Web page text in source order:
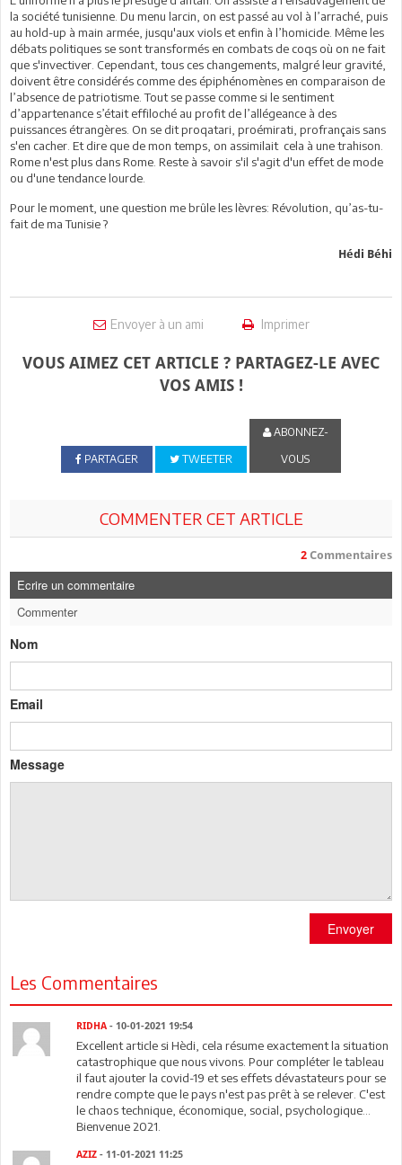
la société tunisienne. Du menu larcin, on est passé au vol à l’arraché, puis
au hold-up à main armée, jusqu'aux viols et enfin à l’homicide. Même les
débats politiques se sont transformés en combats de coqs où on ne fait
que s'invectiver. Cependant, tous ces changements, malgré leur gravité,
doivent être considérés comme des épiphénomènes en comparaison de
l’absence de patriotisme. Tout se passe comme si le sentiment
d’appartenance s’était effiloché au profit de l’allégeance à des
puissances étrangères. On se dit proqatari, proémirati, profrançais sans
s'en cacher. Et dire que de mon temps, on assimilait cela à une trahison.
Rome n'est plus dans Rome. Reste à savoir s'il s'agit d'un effet de mode
ou d'une tendance lourde.
Pour le moment, une question me brûle les lèvres: Révolution, qu’as-tu-
fait de ma Tunisie ?
Hédi Béhi
Envoyer à un ami Imprimer
VOUS AIMEZ CET ARTICLE ? PARTAGEZ-LE AVEC
VOS AMIS !
PARTAGER TWEETER
ABONNEZ-
VOUS
COMMENTER CET ARTICLE
2 Commentaires
Ecrire un commentaire
Commenter
Nom
Email
Message
Envoyer
Les Commentaires
RIDHA - 10-01-2021 19:54
Excellent article si Hèdi, cela résume exactement la situation
catastrophique que nous vivons. Pour compléter le tableau
il faut ajouter la covid-19 et ses effets dévastateurs pour se
rendre compte que le pays n'est pas prêt à se relever. C'est
le chaos technique, économique, social, psychologique...
Bienvenue 2021.
AZIZ - 11-01-2021 11:25